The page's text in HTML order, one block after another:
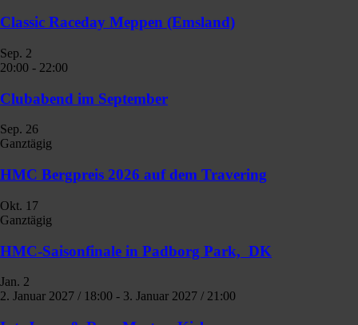
Classic Raceday Meppen (Emsland)
Sep. 2
20:00 - 22:00
Clubabend im September
Sep. 26
Ganztägig
HMC Bergpreis 2026 auf dem Travering
Okt. 17
Ganztägig
HMC-Saisonfinale in Padborg Park, DK
Jan. 2
2. Januar 2027 / 18:00 - 3. Januar 2027 / 21:00